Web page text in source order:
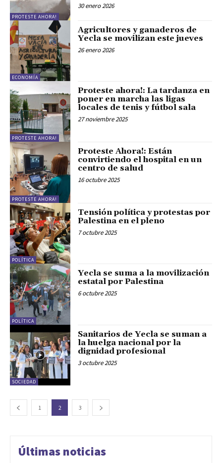
PROTESTE AHORA!
30 enero 2026
ECONOMÍA
Agricultores y ganaderos de
Yecla se movilizan este jueves
26 enero 2026
PROTESTE AHORA!
Proteste ahora!: La tardanza en
poner en marcha las ligas
locales de tenis y fútbol sala
27 noviembre 2025
PROTESTE AHORA!
Proteste Ahora!: Están
convirtiendo el hospital en un
centro de salud
16 octubre 2025
POLÍTICA
Tensión política y protestas por
Palestina en el pleno
7 octubre 2025
POLÍTICA
Yecla se suma a la movilización
estatal por Palestina
6 octubre 2025
SOCIEDAD
Sanitarios de Yecla se suman a
la huelga nacional por la
dignidad profesional
3 octubre 2025
1 2 3
Últimas noticias